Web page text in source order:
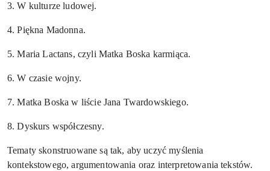
3. W kulturze ludowej.
4. Piękna Madonna.
5. Maria Lactans, czyli Matka Boska karmiąca.
6. W czasie wojny.
7. Matka Boska w liście Jana Twardowskiego.
8. Dyskurs współczesny.
Tematy skonstruowane są tak, aby uczyć myślenia
kontekstowego, argumentowania oraz interpretowania tekstów.